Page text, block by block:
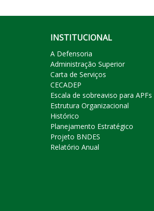
INSTITUCIONAL
A Defensoria
Administração Superior
Carta de Serviços
CECADEP
Escala de sobreaviso para APFs
Estrutura Organizacional
Histórico
Planejamento Estratégico
Projeto BNDES
Relatório Anual